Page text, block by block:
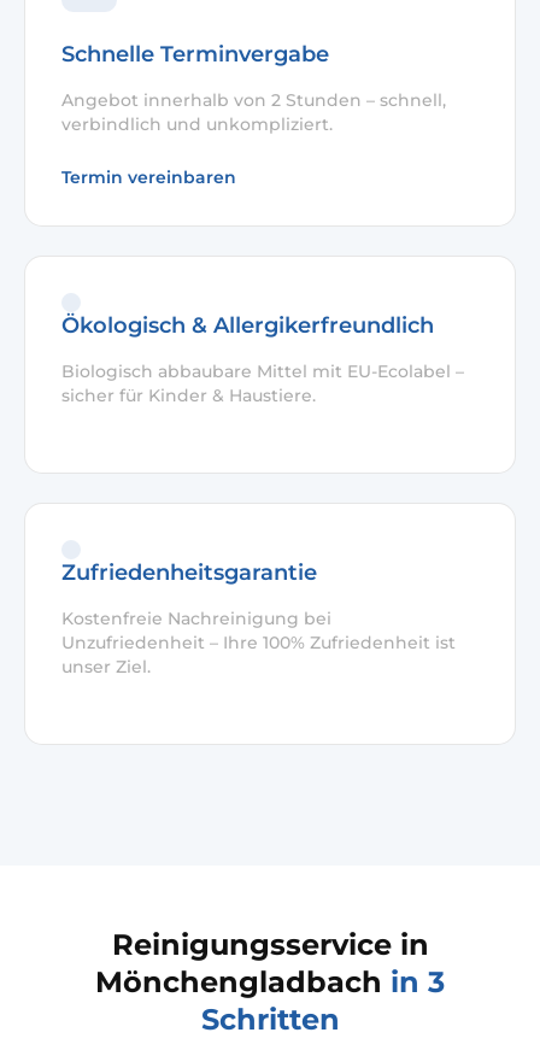
Schnelle Terminvergabe
Angebot innerhalb von 2 Stunden – schnell,
verbindlich und unkompliziert.
Termin vereinbaren
Ökologisch & Allergikerfreundlich
Biologisch abbaubare Mittel mit EU-Ecolabel –
sicher für Kinder & Haustiere.
Zufriedenheitsgarantie
Kostenfreie Nachreinigung bei
Unzufriedenheit – Ihre 100% Zufriedenheit ist
unser Ziel.
Reinigungsservice in
Mönchengladbach in 3
Schritten